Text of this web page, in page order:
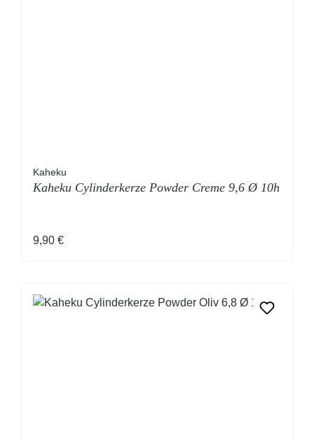
Kaheku
Kaheku Cylinderkerze Powder Creme 9,6 Ø 10h
Regulärer Preis:
9,90 €